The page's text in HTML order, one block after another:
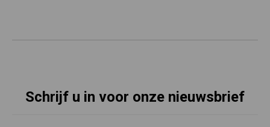
Schrijf u in voor onze nieuwsbrief